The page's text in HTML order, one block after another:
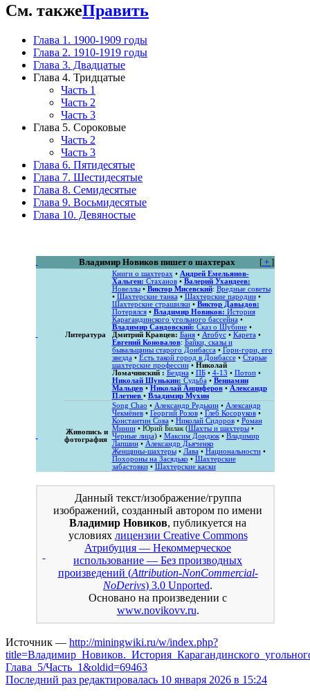
См. такжеПравить
Глава 1. 1900-1909 годы
Глава 2. 1910-1919 годы
Глава 3. Двадцатые
Глава 4. Тридцатые
Часть 1
Часть 2
Часть 3
Глава 5. Сороковые
Часть 2
Часть 3
Глава 6. Пятидесятые
Глава 7. Шестидесятые
Глава 8. Семидесятые
Глава 9. Восьмидесятые
Глава 10. Девяностые
[+ ]
Владимир Новиков пишет о шахтерах
Литература
Книги о шахтерах • Андрей Емельянов-
Хальген: Стаханов• Валерий Ухандеев:
Новеллы• Виктор Мисевский: Вредные советы
• Шахтерские танка• Шахтерские пародии•
Шахтерские страшилки• Виктор Давыдов:
Потерялся• Владимир Новиков: История
Карагандинского угольного бассейна•
Владимир Сандовский: Сказ о Шубине•
Дмитрий Кравцев: Баня• Атобус• Карета•
Евгений Коновалов: Байки, сказы и
бывальщины старого Донбасса• Гори-гори, его
звезда• Есть такой город в Донбассе• Старые
шахтерские профессии• Николай
Ломачинский : Бездна• ПБ• 4-13 • Потоп•
Николай Шунькин: Судьба• Вениамин
Мальцев• Николай Анциферов• Александр
Плетнев • Владимир Мухин
Живопись и
фотография
Song Chao • Александр Редькин• Александр
Чекмёнев• Георгий Розов• Глеб Косоруков•
Константин Сова• Николай Сидоров• Роман
Минин• Юрий Билак (Шахты и шахтеры•
Черные лица) • Максим Дондюк• Владимир
Лапшин• Александр Дьяченко
Женщины-шахтеры• Лава• Национальности•
Похороны на Засядько • Шахтерские
забастовки• Шахтерские каски
Данный текст/изображение/группа
изображений, созданный автором по имени
Владимир Новиков, публикуется на
условиях лицензии Creative Commons
Атрибуция — Некоммерческое
использование — Без производных
произведений (Attribution-NonCommercial-
NoDerivs) 3.0 Unported.
Основано на произведении с
www.novikovv.ru.
Источник — http://miningwiki.ru/w/index.php?
Глава_5/Часть_1&oldid=69463
Последний раз редактировалась 10 января 2026 в 15:24